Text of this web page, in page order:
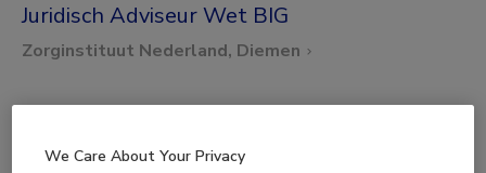
Juridisch Adviseur Wet BIG
Zorginstituut Nederland, Diemen
Zorgmanagement
We Care About Your Privacy